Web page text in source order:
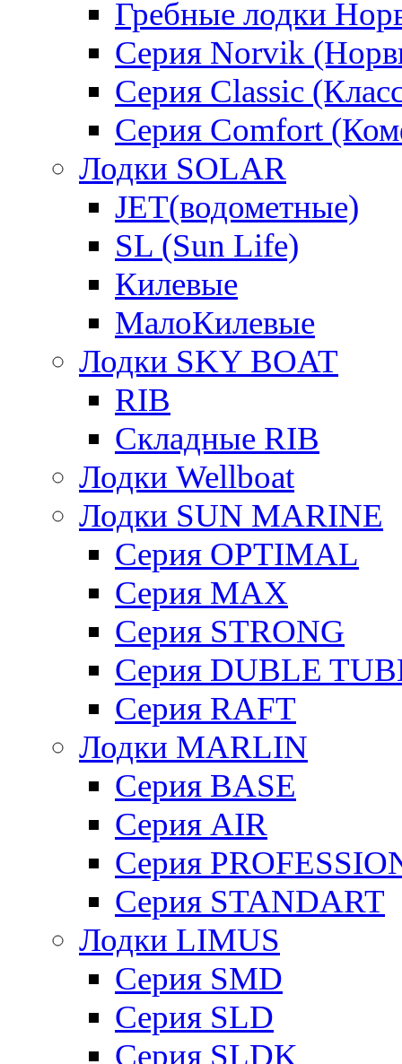
Гребные лодки
Серия Norvik
Серия Classic
Серия Comfort
Лодки SOLAR
JET(водометные)
SL (Sun Life)
Килевые
МалоКилевые
Лодки SKY BOAT
RIB
Складные RIB
Лодки Wellboat
Лодки SUN MARINE
Серия OPTIMAL
Cерия MAX
Cерия STRONG
Серия DUBLE
Серия RAFT
Лодки MARLIN
Серия BASE
Серия AIR
Серия
Серия STANDART
Лодки LIMUS
Серия SMD
Серия SLD
Серия SLDK